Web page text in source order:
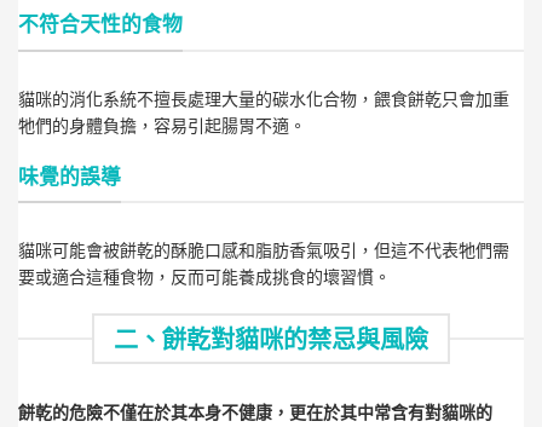
不符合天性的食物
貓咪的消化系統不擅長處理大量的碳水化合物，餵食餅乾只會加重
牠們的身體負擔，容易引起腸胃不適。
味覺的誤導
貓咪可能會被餅乾的酥脆口感和脂肪香氣吸引，但這不代表牠們需
要或適合這種食物，反而可能養成挑食的壞習慣。
二、餅乾對貓咪的禁忌與風險
餅乾的危險不僅在於其本身不健康，更在於其中常含有對貓咪的